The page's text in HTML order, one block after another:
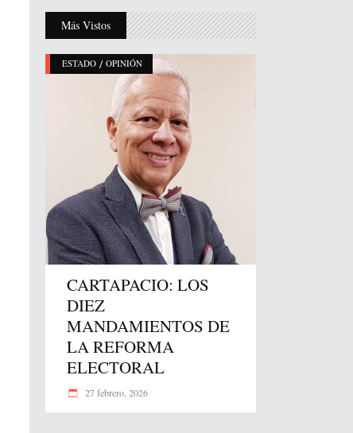
Más Vistos
ESTADO / OPINIÓN
CARTAPACIO: LOS
DIEZ
MANDAMIENTOS DE
LA REFORMA
ELECTORAL
27 febrero, 2026